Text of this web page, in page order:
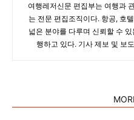
여행레저신문 편집부는 여행과
는 전문 편집조직이다. 항공, 호
넓은 분야를 다루며 신뢰할 수
행하고 있다. 기사 제보 및 보